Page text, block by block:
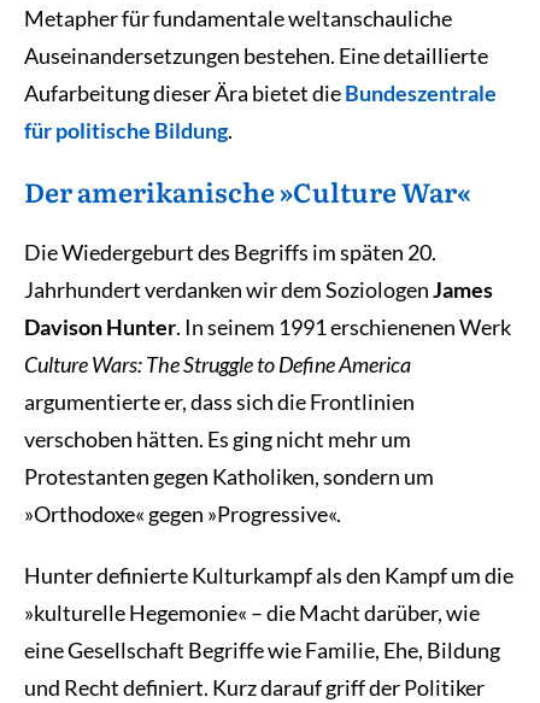
Metapher für fundamentale weltanschauliche
Auseinandersetzungen bestehen. Eine detaillierte
Aufarbeitung dieser Ära bietet dieBundeszentrale
für politische Bildung.
Der amerikanische »Culture War«
Die Wiedergeburt des Begriffs im späten 20.
Jahrhundert verdanken wir dem SoziologenJames
Davison Hunter. In seinem 1991 erschienenen Werk
Culture Wars: The Struggle to Define America
argumentierte er, dass sich die Frontlinien
verschoben hätten. Es ging nicht mehr um
Protestanten gegen Katholiken, sondern um
»Orthodoxe« gegen »Progressive«.
Hunter definierte Kulturkampf als den Kampf um die
»kulturelle Hegemonie« – die Macht darüber, wie
eine Gesellschaft Begriffe wie Familie, Ehe, Bildung
und Recht definiert. Kurz darauf griff der Politiker